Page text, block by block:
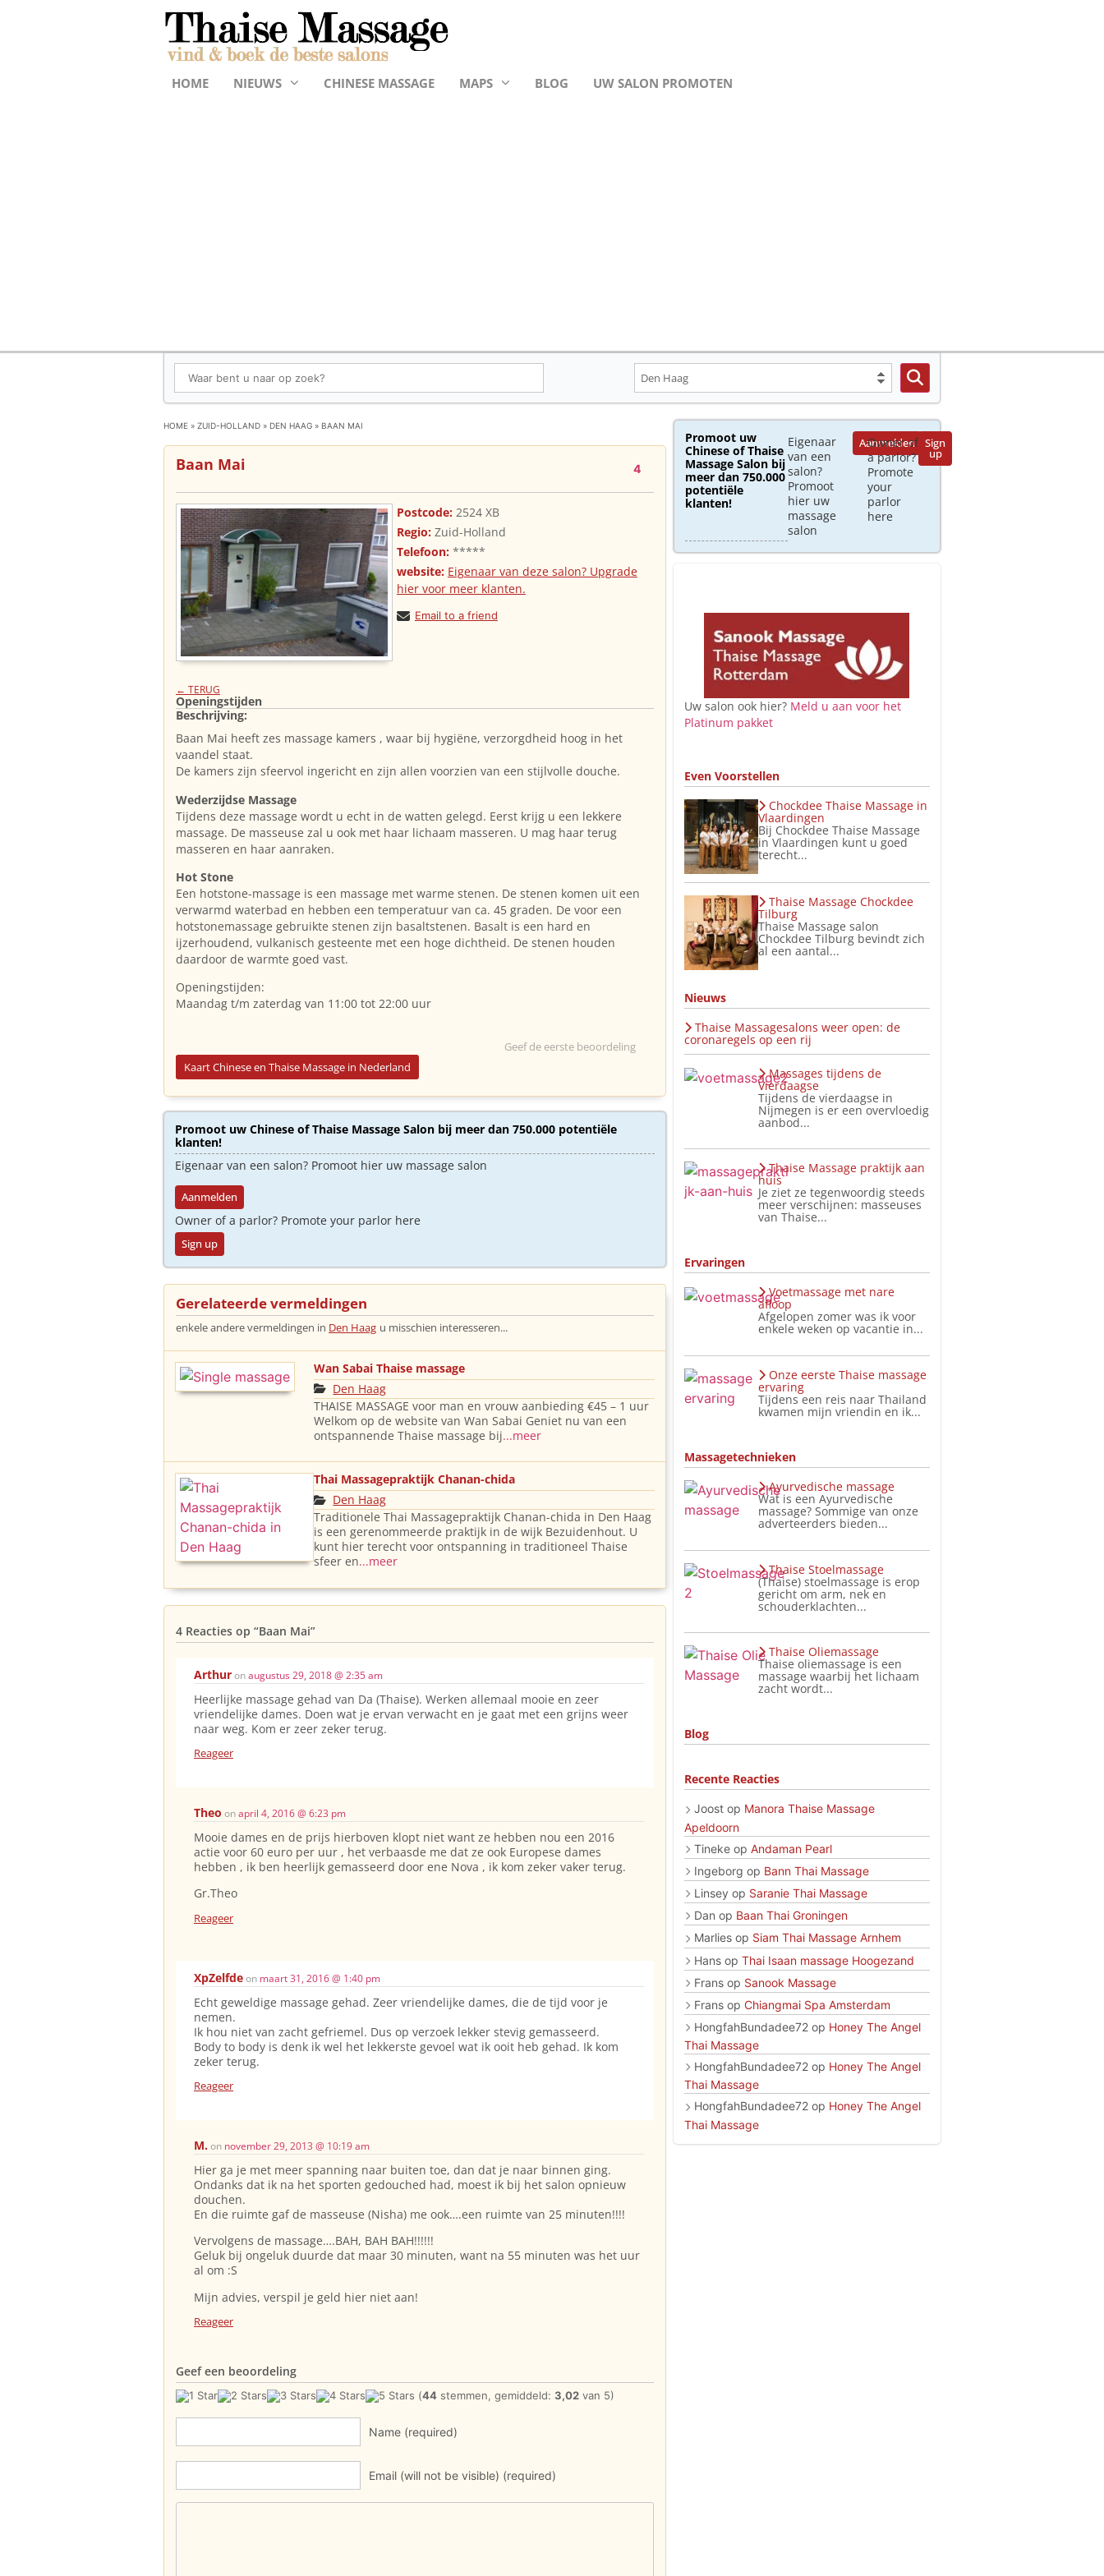
HOME NIEUWS CHINESE MASSAGE MAPS BLOG UW SALON PROMOTEN
HOME » ZUID-HOLLAND » DEN HAAG » BAAN MAI
Baan Mai 4
Postcode: 2524 XB
Regio: Zuid-Holland
Telefoon:*****
website: Eigenaar van deze salon? Upgrade
hier voor meer klanten.
Email to a friend
← TERUG
Openingstijden
Beschrijving:
Baan Mai heeft zes massage kamers , waar bij hygiëne, verzorgdheid hoog in het
vaandel staat.
De kamers zijn sfeervol ingericht en zijn allen voorzien van een stijlvolle douche.
Wederzijdse Massage
Tijdens deze massage wordt u echt in de watten gelegd. Eerst krijg u een lekkere
massage. De masseuse zal u ook met haar lichaam masseren. U mag haar terug
masseren en haar aanraken.
Hot Stone
Een hotstone-massage is een massage met warme stenen. De stenen komen uit een
verwarmd waterbad en hebben een temperatuur van ca. 45 graden. De voor een
hotstonemassage gebruikte stenen zijn basaltstenen. Basalt is een hard en
ijzerhoudend, vulkanisch gesteente met een hoge dichtheid. De stenen houden
daardoor de warmte goed vast.
Openingstijden:
Maandag t/m zaterdag van 11:00 tot 22:00 uur
Geef de eerste beoordeling
Kaart Chinese en Thaise Massage in Nederland
Promoot uw Chinese of Thaise Massage Salon bij meer dan 750.000 potentiële
klanten!
Eigenaar van een salon? Promoot hier uw massage salon
Aanmelden
Owner of a parlor? Promote your parlor here
Sign up
Gerelateerde vermeldingen
enkele andere vermeldingen in Den Haag u misschien interesseren...
Wan Sabai Thaise massage
Den Haag
THAISE MASSAGE voor man en vrouw aanbieding €45 – 1 uur
Welkom op de website van Wan Sabai Geniet nu van een
ontspannende Thaise massage bij...meer
Thai Massagepraktijk Chanan-chida
Den Haag
Traditionele Thai Massagepraktijk Chanan-chida in Den Haag
is een gerenommeerde praktijk in de wijk Bezuidenhout. U
kunt hier terecht voor ontspanning in traditioneel Thaise
sfeer en...meer
4 Reacties op “Baan Mai”
Arthuronaugustus 29, 2018 @ 2:35 am
Heerlijke massage gehad van Da (Thaise). Werken allemaal mooie en zeer
vriendelijke dames. Doen wat je ervan verwacht en je gaat met een grijns weer
naar weg. Kom er zeer zeker terug.
Reageer
Theo onapril 4, 2016 @ 6:23 pm
Mooie dames en de prijs hierboven klopt niet want ze hebben nou een 2016
actie voor 60 euro per uur , het verbaasde me dat ze ook Europese dames
hebben , ik ben heerlijk gemasseerd door ene Nova , ik kom zeker vaker terug.
Gr.Theo
Reageer
XpZelfdeon maart 31, 2016 @ 1:40 pm
Echt geweldige massage gehad. Zeer vriendelijke dames, die de tijd voor je
nemen.
Ik hou niet van zacht gefriemel. Dus op verzoek lekker stevig gemasseerd.
Body to body is denk ik wel het lekkerste gevoel wat ik ooit heb gehad. Ik kom
zeker terug.
Reageer
M.on november 29, 2013 @ 10:19 am
Hier ga je met meer spanning naar buiten toe, dan dat je naar binnen ging.
Ondanks dat ik na het sporten gedouched had, moest ik bij het salon opnieuw
douchen.
En die ruimte gaf de masseuse (Nisha) me ook….een ruimte van 25 minuten!!!!
Vervolgens de massage….BAH, BAH BAH!!!!!!
Geluk bij ongeluk duurde dat maar 30 minuten, want na 55 minuten was het uur
al om :S
Mijn advies, verspil je geld hier niet aan!
Reageer
Geef een beoordeling
(44 stemmen, gemiddeld: 3,02 van 5)
Name (required)
Email (will not be visible) (required)
Promoot uw
Chinese of Thaise
Massage Salon bij
meer dan 750.000
potentiële
klanten!
Eigenaar
van een
salon?
Promoot
hier uw
massage
salon
Aanmelden
Owner of
a parlor?
Promote
your
parlor
here
Sign
up
Uw salon ook hier? Meld u aan voor het
Platinum pakket
Even Voorstellen
Chockdee Thaise Massage in
Vlaardingen
Bij Chockdee Thaise Massage
in Vlaardingen kunt u goed
terecht...
Thaise Massage Chockdee
Tilburg
Thaise Massage salon
Chockdee Tilburg bevindt zich
al een aantal...
Nieuws
Thaise Massagesalons weer open: de
coronaregels op een rij
Massages tijdens de
Vierdaagse
Tijdens de vierdaagse in
Nijmegen is er een overvloedig
aanbod...
Thaise Massage praktijk aan
huis
Je ziet ze tegenwoordig steeds
meer verschijnen: masseuses
van Thaise...
Ervaringen
Voetmassage met nare
afloop
Afgelopen zomer was ik voor
enkele weken op vacantie in...
Onze eerste Thaise massage
ervaring
Tijdens een reis naar Thailand
kwamen mijn vriendin en ik...
Massagetechnieken
Ayurvedische massage
Wat is een Ayurvedische
massage? Sommige van onze
adverteerders bieden...
Thaise Stoelmassage
(Thaise) stoelmassage is erop
gericht om arm, nek en
schouderklachten...
Thaise Oliemassage
Thaise oliemassage is een
massage waarbij het lichaam
zacht wordt...
Blog
Recente Reacties
Joostop Manora Thaise Massage
Apeldoorn
Tinekeop Andaman Pearl
Ingeborg op Bann Thai Massage
Linsey op Saranie Thai Massage
Dan op Baan Thai Groningen
Marliesop Siam Thai Massage Arnhem
Hansop Thai Isaan massage Hoogezand
Fransop Sanook Massage
Fransop Chiangmai Spa Amsterdam
HongfahBundadee72op Honey The Angel
Thai Massage
HongfahBundadee72op Honey The Angel
Thai Massage
HongfahBundadee72op Honey The Angel
Thai Massage